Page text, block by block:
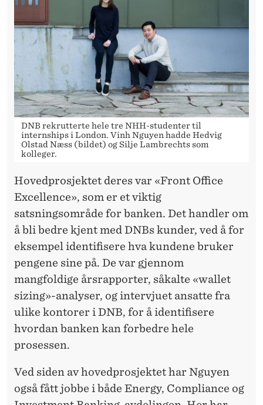
DNB rekrutterte hele tre NHH-studenter til
internships i London. Vinh Nguyen hadde Hedvig
Olstad Næss (bildet) og Silje Lambrechts som
kolleger.
Hovedprosjektet deres var «Front Office
Excellence», som er et viktig
satsningsområde for banken. Det handler om
å bli bedre kjent med DNBs kunder, ved å for
eksempel identifisere hva kundene bruker
pengene sine på. De var gjennom
mangfoldige årsrapporter, såkalte «wallet
sizing»-analyser, og intervjuet ansatte fra
ulike kontorer i DNB, for å identifisere
hvordan banken kan forbedre hele
prosessen.
Ved siden av hovedprosjektet har Nguyen
også fått jobbe i både Energy, Compliance og